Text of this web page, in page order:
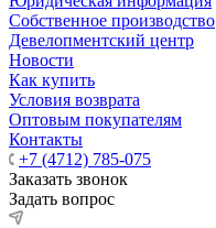
Собственное производство
Девелопментский центр
Новости
Как купить
Условия возврата
Оптовым покупателям
Контакты
+7 (4712) 785-075
Заказать звонок
Задать вопрос